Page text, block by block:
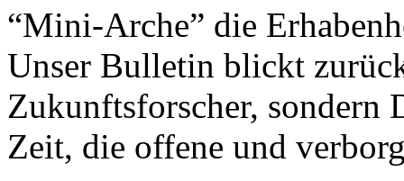
“Mini-Arche” die
Unser Bulletin blickt
Zukunftsforscher, sondern
Zeit, die offene und